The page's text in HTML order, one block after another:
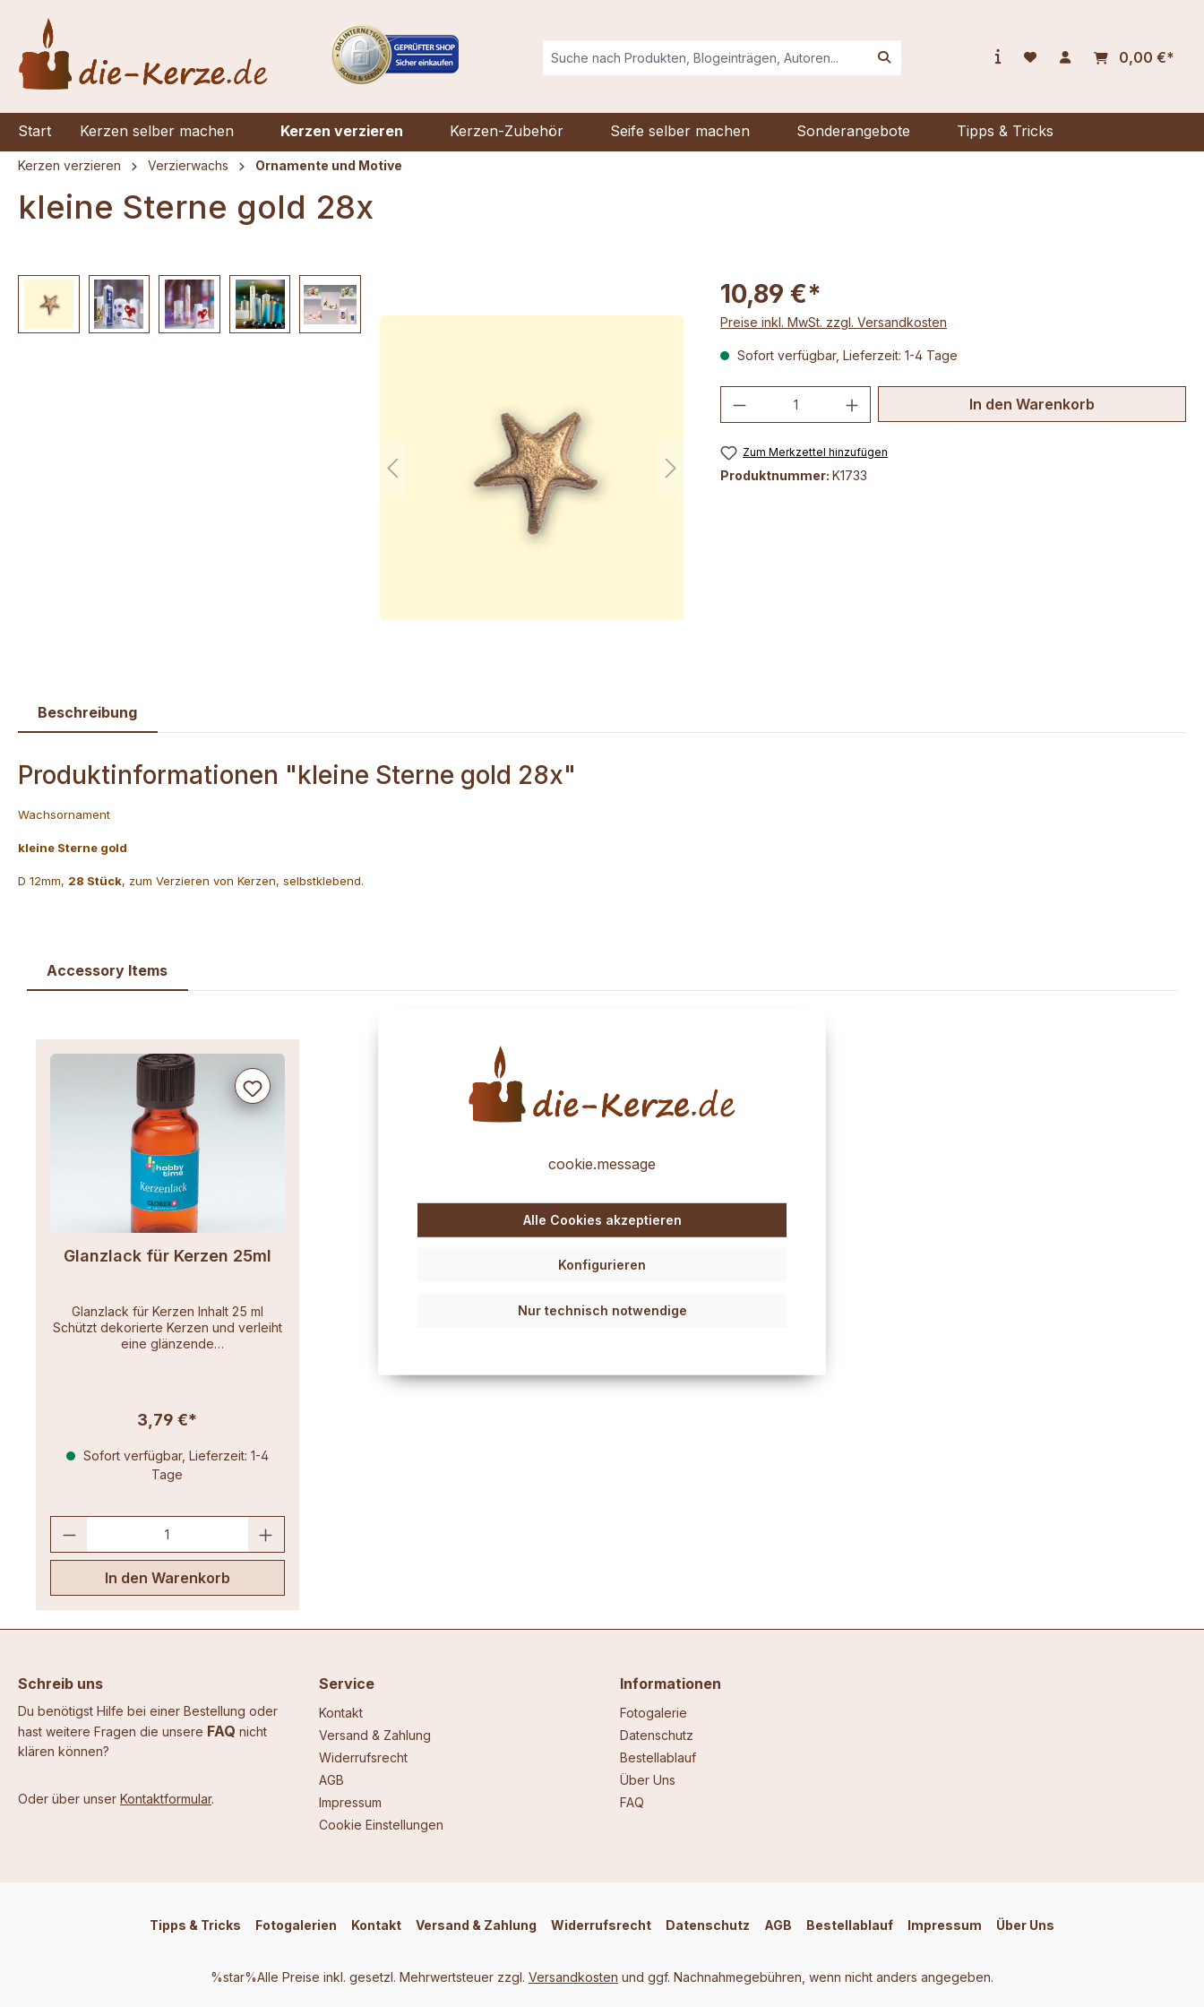
0,00 €*
Start Kerzen selber machen Kerzen verzieren Kerzen-Zubehör Seife selber machen Sonderangebote Tipps & Tricks
Kerzen verzieren Verzierwachs Ornamente und Motive
kleine Sterne gold 28x
Bildergalerie überspringen 10,89 €*
Preise inkl. MwSt. zzgl. Versandkosten
Sofort verfügbar, Lieferzeit: 1-4 Tage
Produkt Anzahl: Gib den gewünschten Wert
In den Warenkorb
Zum Merkzettel hinzufügen
Produktnummer: K1733
Beschreibung
Produktinformationen "kleine Sterne gold 28x"
Wachsornament
kleine Sterne gold
D 12mm, 28 Stück, zum Verzieren von Kerzen, selbstklebend.
Accessory Items
Glanzlack für Kerzen 25ml
Glanzlack für Kerzen Inhalt 25 ml
Schützt dekorierte Kerzen und verleiht
eine glänzende
3,79 €*
Sofort verfügbar, Lieferzeit: 1-4
Tage
In den Warenkorb
Schreib uns
Du benötigst Hilfe bei einer Bestellung oder
hast weitere Fragen die unsere FAQ nicht
klären können?
Oder über unser Kontaktformular.
Service
Kontakt
Versand & Zahlung
Widerrufsrecht
AGB
Impressum
Cookie Einstellungen
Informationen
Fotogalerie
Datenschutz
Bestellablauf
Über Uns
FAQ
Tipps & Tricks Fotogalerien Kontakt Versand & Zahlung Widerrufsrecht Datenschutz AGB Bestellablauf Impressum Über Uns
%star%Alle Preise inkl. gesetzl. Mehrwertsteuer zzgl. Versandkosten und ggf. Nachnahmegebühren, wenn nicht anders angegeben.
cookie.message
Nur technisch notwendige
Konfigurieren
Alle Cookies akzeptieren